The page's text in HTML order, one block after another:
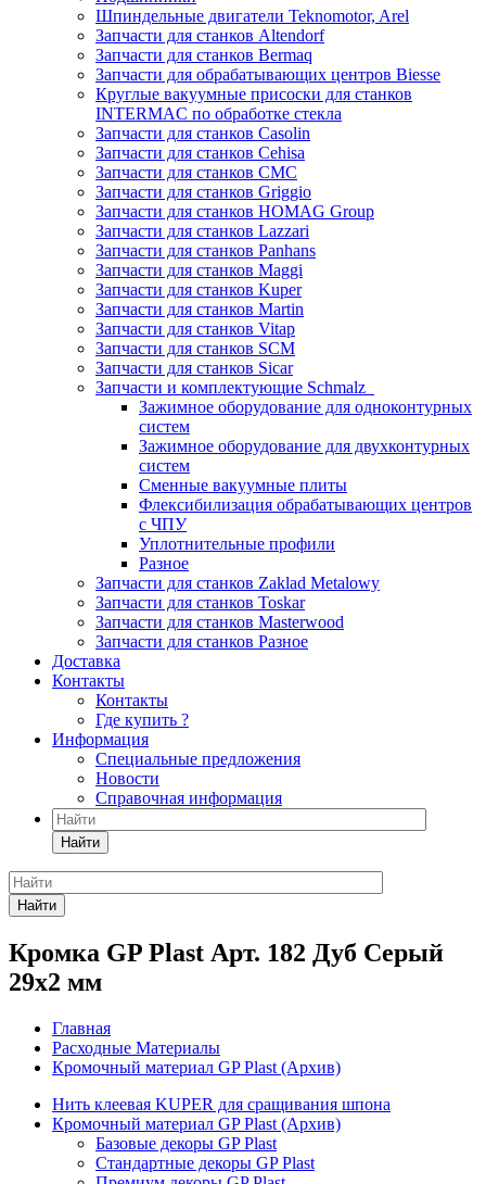
Шпиндельные двигатели Teknomotor, Arel
Запчасти для станков Altendorf
Запчасти для станков Bermaq
Запчасти для обрабатывающих центров Biesse
Круглые вакуумные присоски для станков
INTERMAC по обработке стекла
Запчасти для станков Casolin
Запчасти для станков Cehisa
Запчасти для станков CMC
Запчасти для станков Griggio
Запчасти для станков HOMAG Group
Запчасти для станков Lazzari
Запчасти для станков Panhans
Запчасти для станков Maggi
Запчасти для станков Kuper
Запчасти для станков Martin
Запчасти для станков Vitap
Запчасти для станков SCM
Запчасти для станков Sicar
Запчасти и комплектующие Schmalz
Зажимное оборудование для одноконтурных
систем
Зажимное оборудование для двухконтурных
систем
Сменные вакуумные плиты
Флексибилизация обрабатывающих центров
с ЧПУ
Уплотнительные профили
Разное
Запчасти для станков Zaklad Metalowy
Запчасти для станков Toskar
Запчасти для станков Masterwood
Запчасти для станков Разное
Доставка
Контакты
Контакты
Где купить ?
Информация
Специальные предложения
Новости
Справочная информация
Найти
Найти
Кромка GP Plast Арт. 182 Дуб Серый
29x2 мм
Главная
Расходные Материалы
Кромочный материал GP Plast (Архив)
Нить клеевая KUPER для сращивания шпона
Кромочный материал GP Plast (Архив)
Базовые декоры GP Plast
Стандартные декоры GP Plast